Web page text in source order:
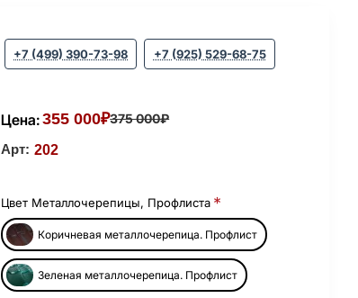
+7 (499) 390-73-98 +7 (925) 529-68-75
Цена:355 000₽375 000₽
Арт: 202
Цвет Металлочерепицы, Профлиста
Коричневая металлочерепица. Профлист
Зеленая металлочерепица. Профлист